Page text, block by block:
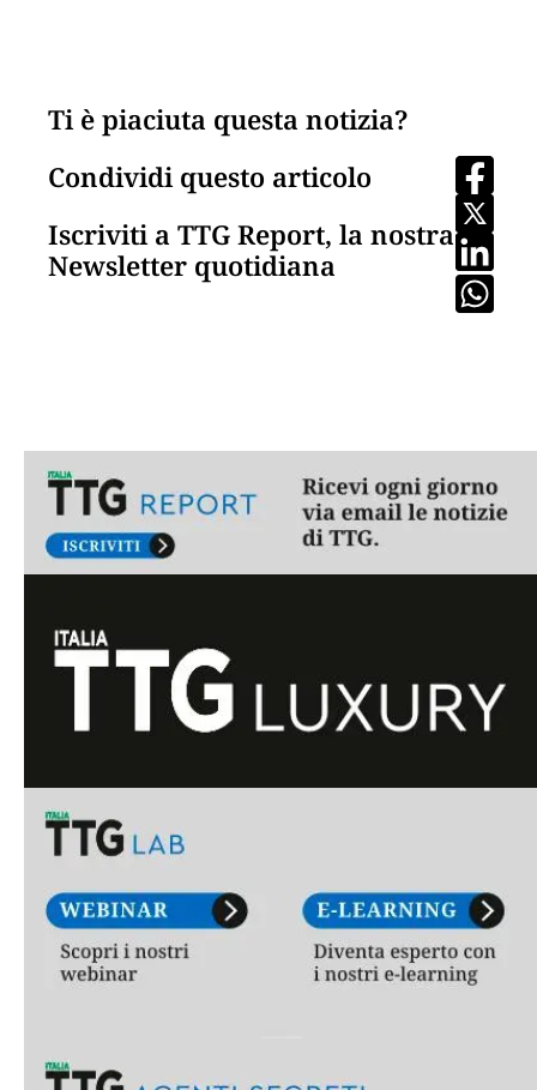
Ti è piaciuta questa notizia?
Condividi questo articolo
Iscriviti a TTG Report, la nostra
Newsletter quotidiana